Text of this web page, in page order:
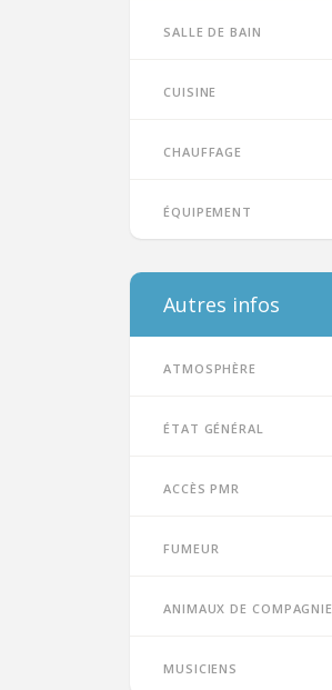
Salle de bain
Cuisine
Chauffage
Équipement
Autres infos
Atmosphère
État général
Accès PMR
Fumeur
Animaux de compagnie
Musiciens